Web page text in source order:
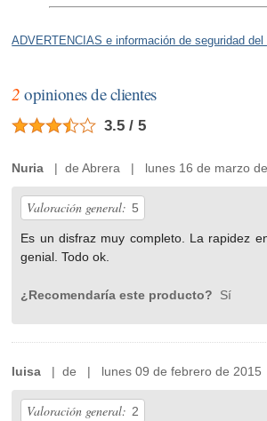
ADVERTENCIAS e información de seguridad del
2 opiniones de clientes
3.5 / 5
Nuria | de Abrera | lunes 16 de marzo
Valoración general: 5
Es un disfraz muy completo. La rapidez
genial. Todo ok.
¿Recomendaría este producto? Sí
luisa | de | lunes 09 de febrero de 2015
Valoración general: 2